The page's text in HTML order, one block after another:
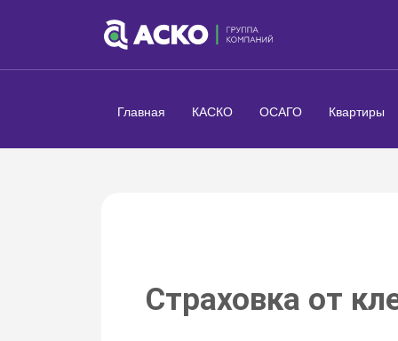
Главная КАСКО ОСАГО Квартиры
Страховка от